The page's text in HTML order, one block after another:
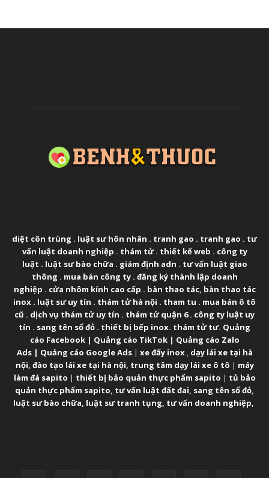
diệt côn trùng . luật sư hôn nhân . tranh gao . tranh gao . tư
vấn luật doanh nghiệp . thám tử. thiết kế web . công ty
luật . luật sư bào chữa . giám định adn . tư vấn luật giao
thông . mua bán công ty. đăng ký thành lập doanh
nghiệp . cửa nhôm kính cao cấp . bàn thao tác, bàn thao tác
inox . luật sư uy tín . thám tử hà nội . tham tu . mua bán ô tô
cũ . dịch vụ thám tử uy tín . thám tử quận 6. công ty luật uy
tín . sang tên sổ đỏ . thiết bị bếp inox. thám tử tư. Quảng
cáo Facebook| Quảng cáo TikTok| Quảng cáo Zalo
Ads| Quảng cáo Google Ads| xe đẩy inox, dạy lái xe tại hà
nội, đào tạo lái xe tại hà nội, trung tâm dạy lái xe ô tô | máy
làm đá sapito | thiết bị bảo quản thực phẩm sapito | tủ bảo
quản thực phẩm sapito, tư vấn luật đất đai, sang tên sổ đỏ,
luật sư bào chữa, luật sư tranh tụng, tư vấn doanh nghiệp,